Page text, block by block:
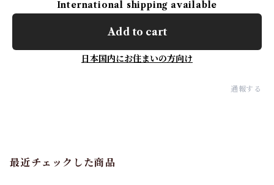
International shipping available
Add to cart
日本国内にお住まいの方向け
通報する
最近チェックした商品